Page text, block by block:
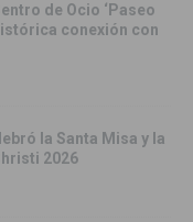
de Ocio ‘Paseo
conexión con
la Santa Misa y la
2026